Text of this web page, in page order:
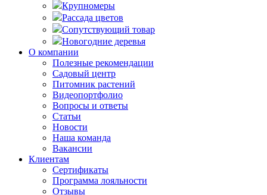
Крупномеры
Рассада цветов
Сопутствующий товар
Новогодние деревья
О компании
Полезные рекомендации
Садовый центр
Питомник растений
Видеопортфолио
Вопросы и ответы
Статьи
Новости
Наша команда
Вакансии
Клиентам
Сертификаты
Программа лояльности
Отзывы